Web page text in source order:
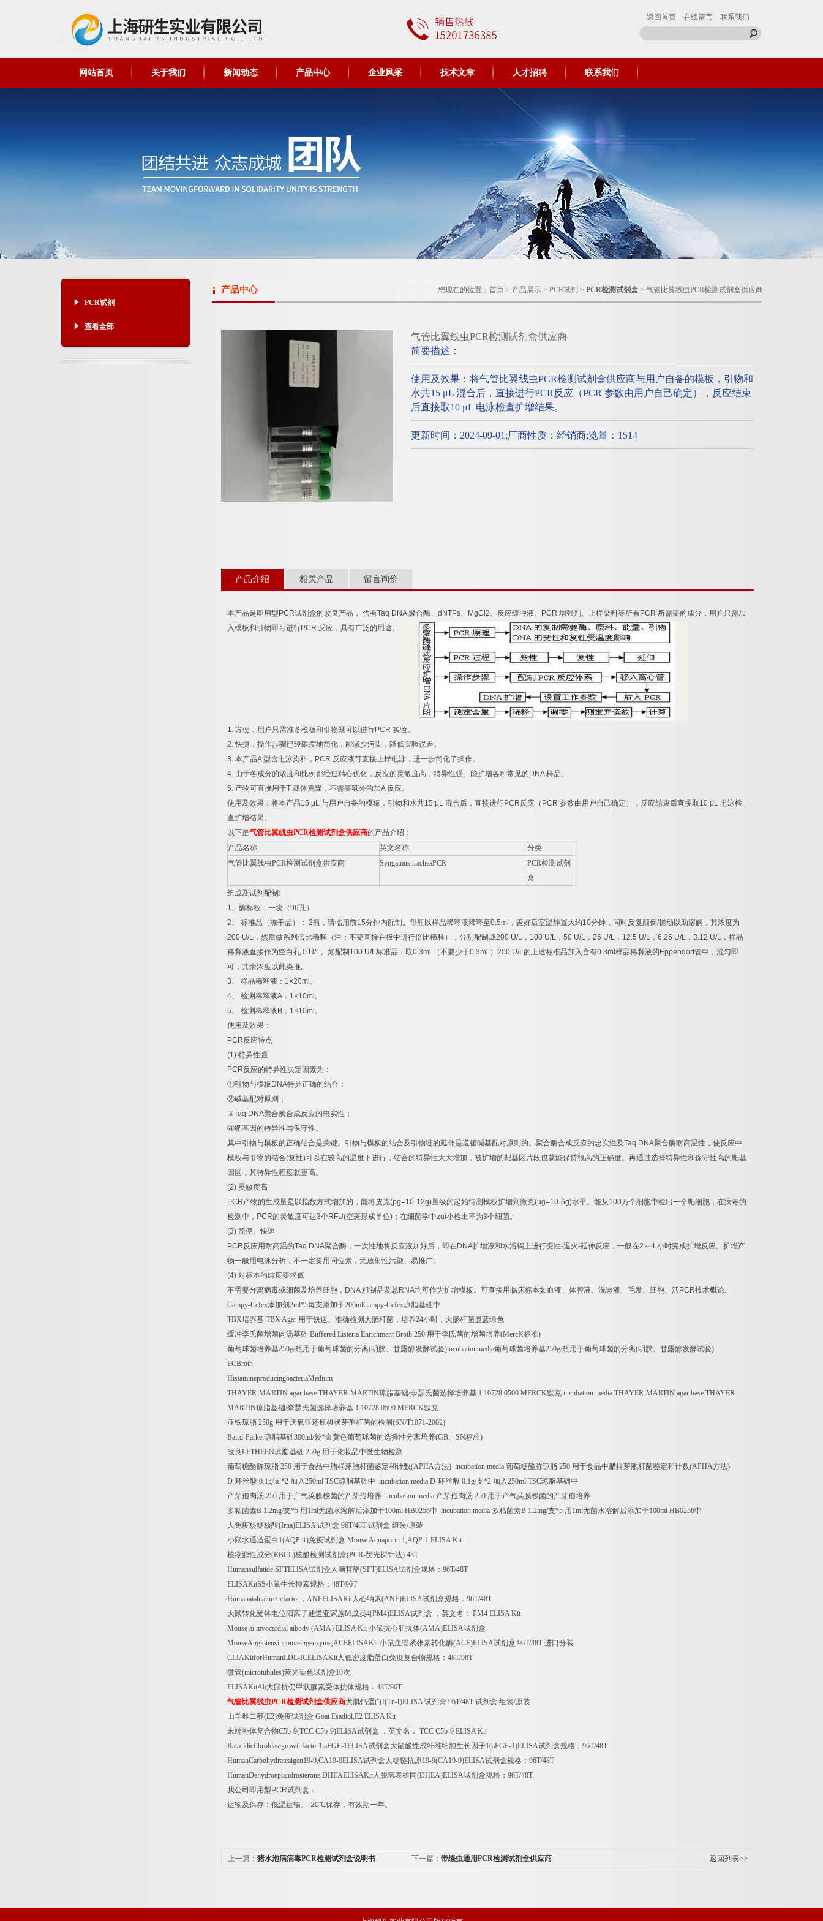
返回首页 在线留言 联系我们
网站首页 关于我们 新闻动态 产品中心 企业风采 技术文章 人才招聘 联系我们
PCR试剂
查看全部
产品中心 您现在的位置： 首页 > 产品展示 > PCR试剂 > PCR检测试剂盒 > 气管比翼线虫PCR检测试剂盒供应商
气管比翼线虫PCR检测试剂盒供应商
简要描述：
使用及效果：将气管比翼线虫PCR检测试剂盒供应商与用户自备的模板，引物和
水共15 μL 混合后，直接进行PCR反应（PCR 参数由用户自己确定），反应结束
后直接取10 μL 电泳检查扩增结果。
更新时间：2024-09-01;厂商性质：经销商;览量：1514
产品介绍 相关产品 留言询价
本产品是即用型 PCR试剂盒的改良产品， 含有Taq DNA聚合酶、 dNTPs、 MgCl2、反应缓冲液、 PCR 增强剂、上样染料等所有PCR 所需要的成分，用户只需加
入模板和引物即可进行PCR 反应，具有广泛的用途。
1. 方便，用户只需准备模板和引物既可以进行PCR 实验。
2.快捷，操作步骤已经限度地简化，能减少污染，降低实验误差。
3. 本产品A型含电泳染料， PCR 反应液可直接上样电泳，进一步简化了操作。
4. 由于各成分的浓度和比例都经过精心优化，反应的灵敏度高，特异性强。能扩增各种常见的 DNA样品。
5. 产物可直接用于T 载体克隆，不需要额外的加A 反应。
使用及效果：将本产品15 μL 与用户自备的模板，引物和水共15 μL 混合后，直接进行PCR反应（ PCR 参数由用户自己确定），反应结束后直接取10 μL 电泳检
查扩增结果。
以下是气管比翼线虫PCR检测试剂盒供应商的产品介绍：
产品名称
英文名称
分类
气管比翼线虫PCR检测试剂盒供应商 Syngamus tracheaPCR PCR检测试剂
盒
组成及试剂配制 :
1、酶标板：一块（96孔）
2、 标准品（冻干品）： 2瓶，请临用前15分钟内配制。每瓶以样品稀释液稀释至0.5ml ，盖好后室温静置大约10分钟，同时反复颠倒/搓动以助溶解，其浓度为
200 U/L ，然后做系列倍比稀释（注：不要直接在板中进行倍比稀释），分别配制成200 U/L ， 100 U/L ， 50 U/L ， 25 U/L ， 12.5 U/L ， 6.25 U/L ， 3.12 U/L ，样品
稀释液直接作为空白孔 0 U/L。如配制 100 U/L标准品：取0.3ml （不要少于0.3ml ） 200 U/L的上述标准品加入含有0.3ml 样品稀释液的 Eppendorf管中，混匀即
可，其余浓度以此类推。
3、 样品稀释液： 1×20ml 。
4、 检测稀释液A ： 1×10ml 。
5、 检测稀释液 B ： 1×10ml 。
使用及效果：
PCR反应特点
(1) 特异性强
PCR反应的特异性决定因素为：
①引物与模板 DNA特异正确的结合；
②碱基配对原则；
③Taq DNA聚合酶合成反应的忠实性；
④靶基因的特异性与保守性。
其中引物与模板的正确结合是关键。引物与模板的结合及引物链的延伸是遵循碱基配对原则的。聚合酶合成反应的忠实性及Taq DNA聚合酶耐高温性，使反应中
模板与引物的结合(复性)可以在较高的温度下进行，结合的特异性大大增加，被扩增的靶基因片段也就能保持很高的正确度。再通过选择特异性和保守性高的靶基
因区，其特异性程度就更高。
(2) 灵敏度高
PCR产物的生成量是以指数方式增加的，能将皮克(pg=10-12g)量级的起始待测模板扩增到微克(ug=10-6g)水平。能从100万个细胞中检出一个靶细胞；在病毒的
检测中， PCR的灵敏度可达3个 RFU(空斑形成单位) ；在细菌学中zui小检出率为3个细菌。
(3) 简便、快速
PCR反应用耐高温的Taq DNA聚合酶，一次性地将反应液加好后，即在DNA扩增液和水浴锅上进行变性-退火-延伸反应，一般在2 ～4 小时完成扩增反应。扩增产
物一般用电泳分析，不一定要用同位素，无放射性污染、易推广。
(4) 对标本的纯度要求低
不需要分离病毒或细菌及培养细胞， DNA粗制品及总 RNA均可作为扩增模板。可直接用临床标本如血液、体腔液、洗嗽液、毛发、细胞、活PCR技术概论。
Campy-Cefex添加剂 2ml*5每支添加于200mlCampy-Cefex琼脂基础中
TBX培养基 TBX Agar 用于快速、准确检测大肠杆菌，培养24小时，大肠杆菌显蓝绿色
缓冲李氏菌增菌肉汤基础 Buffered Listeria Enrichment Broth 250 用于李氏菌的增菌培养(MercK标准)
葡萄球菌培养基250g/瓶用于葡萄球菌的分离(明胶、甘露醇发酵试验)incubationmedia葡萄球菌培养基250g/瓶用于葡萄球菌的分离(明胶、甘露醇发酵试验)
ECBroth
HistamineproducingbacteriaMedium
THAYER-MARTIN agar base THAYER-MARTIN琼脂基础/奈瑟氏菌选择培养基 1.10728.0500 MERCK默克 incubation media THAYER-MARTIN agar base THAYER-
MARTIN琼脂基础/奈瑟氏菌选择培养基 1.10728.0500 MERCK默克
亚铁琼脂 250g 用于厌氧亚还原梭状芽孢杆菌的检测(SN/T1071-2002)
Baird-Parker琼脂基础300ml/袋*金黄色葡萄球菌的选择性分离培养(GB、 SN标准)
改良LETHEEN琼脂基础 250g 用于化妆品中微生物检测
葡萄糖酪胨琼脂 250 用于食品中腊样芽胞杆菌鉴定和计数(APHA方法) incubation media 葡萄糖酪胨琼脂 250 用于食品中腊样芽胞杆菌鉴定和计数(APHA方法)
D-环丝酸 0.1g/支*2 加入250ml TSC琼脂基础中 incubation media D-环丝酸 0.1g/支*2 加入250ml TSC琼脂基础中
产芽孢肉汤 250 用于产气荚膜梭菌的产芽孢培养 incubation media 产芽孢肉汤 250 用于产气荚膜梭菌的产芽孢培养
多粘菌素B 1.2mg/支*5 用 1ml无菌水溶解后添加于100ml HB0256中 incubation media 多粘菌素B 1.2mg/支*5 用 1ml无菌水溶解后添加于100ml HB0256中
人免疫核糖核酸(Irna)ELISA试剂盒 96T/48T 试剂盒 组装/原装
小鼠水通道蛋白 1(AQP-1)免疫试剂盒 Mouse Aquaporin 1,AQP-1 ELISA Kit
植物源性成分(RBCL)核酸检测试剂盒(PCR-荧光探针法) 48T
Humansulfatide,SFTELISA试剂盒人脑苷酯(SFT)ELISA试剂盒规格： 96T/48T
ELISAKitSS小鼠生长抑素规格： 48T/96T
Humanaialnaiureticfactor ， ANFELISAKit人心纳素(ANF)ELISA试剂盒规格： 96T/48T
大鼠转化受体电位阳离子通道亚家族M成员4(PM4)ELISA试剂盒 ，英文名： PM4 ELISA Kit
Mouse ai myocardial aibody (AMA) ELISA Kit 小鼠抗心肌抗体(AMA)ELISA试剂盒
MouseAngiotensinconveingenzyme,ACEELISAKit 小鼠血管紧张素转化酶(ACE)ELISA试剂盒 96T/48T 进口分装
CLIAKitforHumanLDL-ICELISAKit人低密度脂蛋白免疫复合物规格： 48T/96T
微管(microtubules)荧光染色试剂盒10次
ELISAKitAb大鼠抗促甲状腺素受体抗体规格： 48T/96T
气管比翼线虫PCR检测试剂盒供应商犬肌钙蛋白Ⅰ (Tn- )ELISA试剂盒 96T/48T 试剂盒 组装/原装
山羊雌二醇(E2)免疫试剂盒 Goat Esadiol,E2 ELISA Kit
末端补体复合物C5b-9(TCC C5b-9)ELISA试剂盒 ，英文名： TCC C5b-9 ELISA Kit
Ratacidicfibroblastgrowthfactor1,aFGF-1ELISA试剂盒大鼠酸性成纤维细胞生长因子1(aFGF-1)ELISA试剂盒规格： 96T/48T
HumanCarbohydrateaigen19-9,CA19-9ELISA试剂盒人糖链抗原19-9(CA19-9)ELISA试剂盒规格： 96T/48T
HumanDehydroepiandrosterone,DHEAELISAKit人脱氢表雄同(DHEA)ELISA试剂盒规格： 96T/48T
我公司即用型 PCR试剂盒：
运输及保存：低温运输、 -20℃保存，有效期一年。
上一篇： 猪水泡病病毒PCR检测试剂盒说明书 下一篇： 带绦虫通用PCR检测试剂盒供应商 返回列表>>